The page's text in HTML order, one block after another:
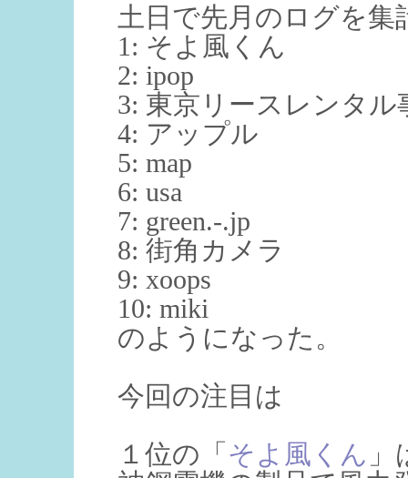
土日で先月のログを
1: そよ風くん
2: ipop
3: 東京リースレンタル
4: アップル
5: map
6: usa
7: green.-.jp
8: 街角カメラ
9: xoops
10: miki
のようになった。
今回の注目は
１位の「 そよ風くん 」